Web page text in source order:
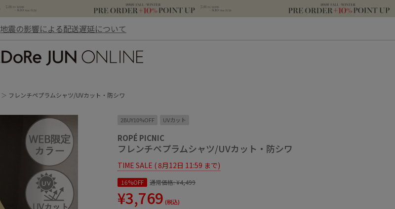
地震の影響による配送遅延について
フレンチペプラムシャツ/UVカット・防シワ
2BUY10%OFF UVカット
ROPÉ PICNIC
フレンチペプラムシャツ/UVカット・防シワ
TIME SALE ( 8月12日 11:59 まで)
16%OFF 通常価格:¥4,499
¥3,769 (税込)